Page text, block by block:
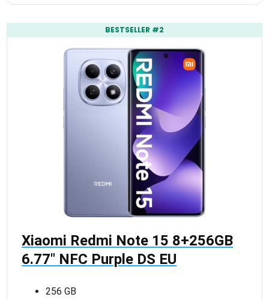
BESTSELLER #2
Xiaomi Redmi Note 15 8+256GB
6.77″ NFC Purple DS EU
256 GB